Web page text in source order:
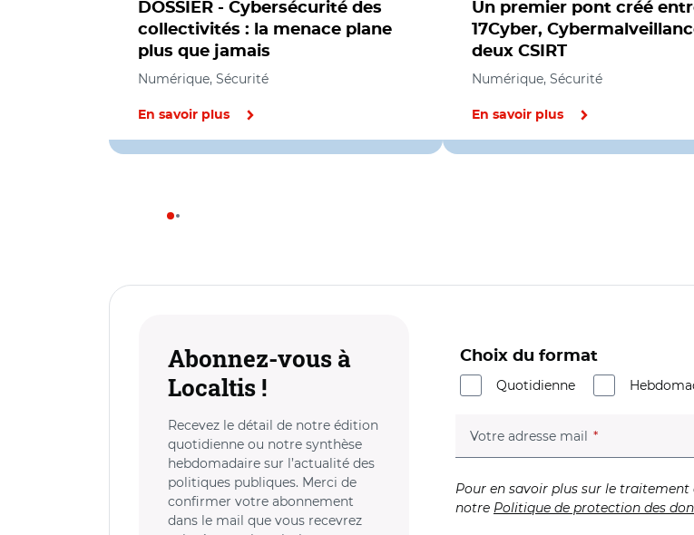
DOSSIER - Cybersécurité des
collectivités : la menace plane
plus que jamais
Numérique, Sécurité
En savoir plus
Un premier pont créé
17Cyber,
deux CSIRT
Numérique, Sécurité
En savoir plus
Abonnez-vous à
Localtis !
Recevez le détail de notre édition
quotidienne ou notre synthèse
hebdomadaire sur l’actualité des
politiques publiques. Merci de
confirmer votre abonnement
dans le mail que vous recevrez
Choix du format
Quotidienne
Votre adresse mail (champ
Pour en savoir plus sur le
notre Politique de protection des